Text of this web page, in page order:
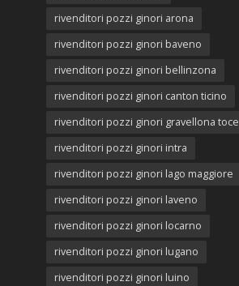
rivenditori pozzi ginori arona
rivenditori pozzi ginori baveno
rivenditori pozzi ginori bellinzona
rivenditori pozzi ginori canton ticino
rivenditori pozzi ginori gravellona toce
rivenditori pozzi ginori intra
rivenditori pozzi ginori lago maggiore
rivenditori pozzi ginori laveno
rivenditori pozzi ginori locarno
rivenditori pozzi ginori lugano
rivenditori pozzi ginori luino